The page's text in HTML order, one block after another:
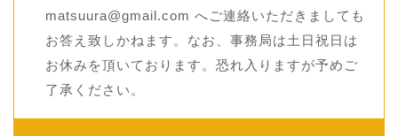
matsuura@gmail.com へご連絡いただきましても
お答え致しかねます。なお、事務局は土日祝日は
お休みを頂いております。恐れ入りますが予めご
了承ください。